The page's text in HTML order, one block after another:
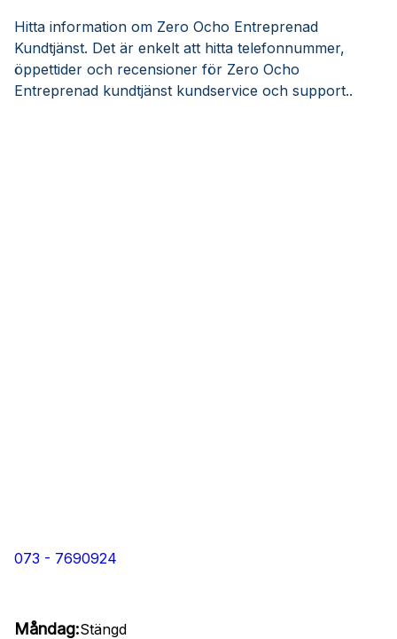
Hitta information om Zero Ocho Entreprenad
Kundtjänst. Det är enkelt att hitta telefonnummer,
öppettider och recensioner för Zero Ocho
Entreprenad kundtjänst kundservice och support..
073 - 7690924
Måndag:Stängd